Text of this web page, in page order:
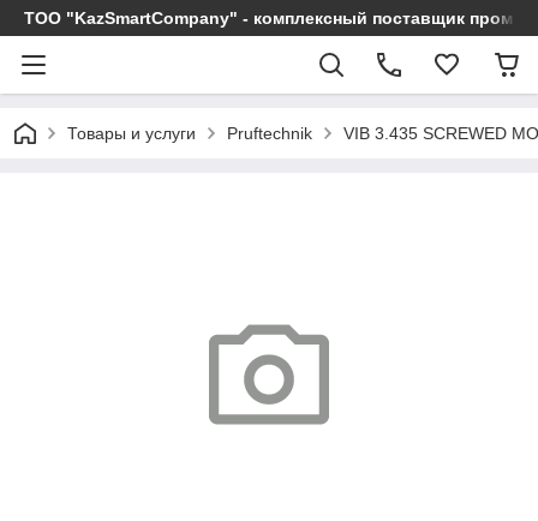
ТОО "KazSmartCompany" - комплексный поставщик
Товары и услуги Pruftechnik VIB 3.435 SCREWED